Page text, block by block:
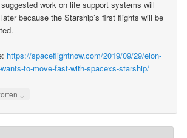
work on life support systems will
because the Starship’s first flights will be
https://spaceflightnow.com/2019/09/29/elon-
to-move-fast-with-spacexs-starship/
↓